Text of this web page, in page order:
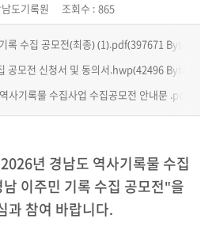
도기록원 조회수 : 865
록 수집 공모전(최종) (1).pdf(397671 Bytes)
공모전 신청서 및 동의서.hwp(42496 Bytes)
사기록물 수집사업 수집공모전 안내문
년 경남도 역사기록물 수집
이주민 기록 수집 공모전"을
과 참여 바랍니다.